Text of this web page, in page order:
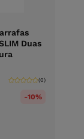
Duas
(0)
-10%